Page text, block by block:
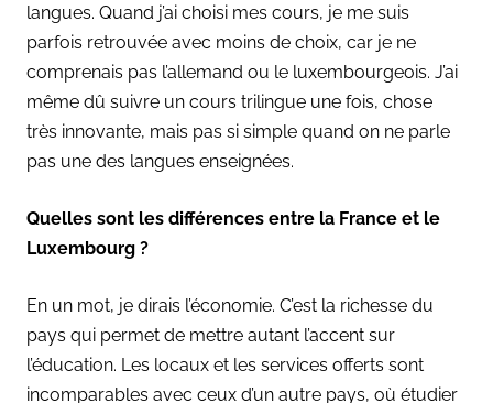
langues. Quand j’ai choisi mes cours, je me suis
parfois retrouvée avec moins de choix, car je ne
comprenais pas l’allemand ou le luxembourgeois. J’ai
même dû suivre un cours trilingue une fois, chose
très innovante, mais pas si simple quand on ne parle
pas une des langues enseignées.
Quelles sont les différences entre la France et le
Luxembourg ?
En un mot, je dirais l’économie. C’est la richesse du
pays qui permet de mettre autant l’accent sur
l’éducation. Les locaux et les services offerts sont
incomparables avec ceux d’un autre pays, où étudier